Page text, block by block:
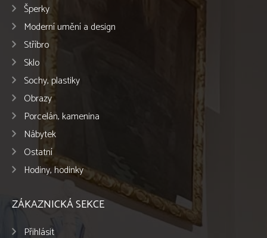
Šperky
Moderní umění a design
Stříbro
Sklo
Sochy, plastiky
Obrazy
Porcelán, kamenina
Nábytek
Ostatní
Hodiny, hodinky
ZÁKAZNICKÁ SEKCE
Přihlásit